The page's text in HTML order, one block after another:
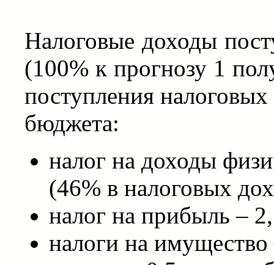
Налоговые доходы
(100% к прогнозу 1
поступления
бюджета:
налог на доходы
(46% в налоговых
налог на прибыль –
налоги на